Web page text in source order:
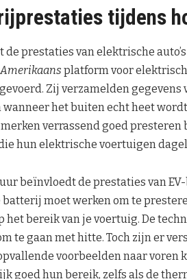
tijdens
de prestaties van elektrische
Amerikaans platform voor
Zij verzamelden gegevens
het buiten echt heet
verrassend goed
hun elektrische voertuigen
beïnvloedt de prestaties van
moet werken om te
het bereik van je voertuig. De
te gaan met hitte. Toch zijn er
voorbeelden naar voren
goed hun bereik, zelfs als de